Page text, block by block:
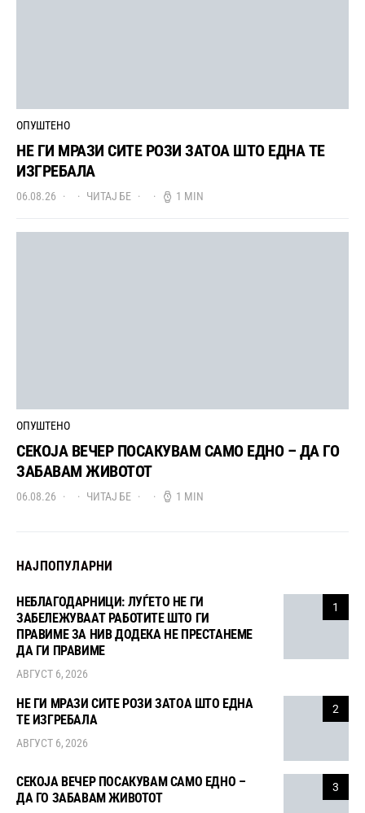
ОПУШТЕНО
НЕ ГИ МРАЗИ СИТЕ РОЗИ ЗАТОА ШТО ЕДНА ТЕ
ИЗГРЕБАЛА
06.08.26 ЧИТАЈ БЕ 1 MIN
ОПУШТЕНО
СЕКОЈА ВЕЧЕР ПОСАКУВАМ САМО ЕДНО – ДА ГО
ЗАБАВАМ ЖИВОТОТ
06.08.26 ЧИТАЈ БЕ 1 MIN
НАЈПОПУЛАРНИ
1
НЕБЛАГОДАРНИЦИ: ЛУЃЕТО НЕ ГИ
ЗАБЕЛЕЖУВААТ РАБОТИТЕ ШТО ГИ
ПРАВИМЕ ЗА НИВ ДОДЕКА НЕ ПРЕСТАНЕМЕ
ДА ГИ ПРАВИМЕ
АВГУСТ 6, 2026
2
НЕ ГИ МРАЗИ СИТЕ РОЗИ ЗАТОА ШТО ЕДНА
ТЕ ИЗГРЕБАЛА
АВГУСТ 6, 2026
3
СЕКОЈА ВЕЧЕР ПОСАКУВАМ САМО ЕДНО –
ДА ГО ЗАБАВАМ ЖИВОТОТ